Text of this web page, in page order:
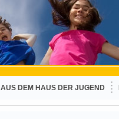
AUS DEM HAUS DER JUGEND